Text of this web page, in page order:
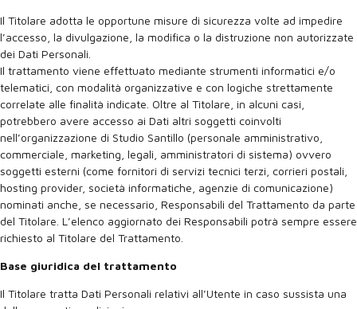
Il Titolare adotta le opportune misure di sicurezza volte ad impedire
l’accesso, la divulgazione, la modifica o la distruzione non autorizzate
dei Dati Personali.
Il trattamento viene effettuato mediante strumenti informatici e/o
telematici, con modalità organizzative e con logiche strettamente
correlate alle finalità indicate. Oltre al Titolare, in alcuni casi,
potrebbero avere accesso ai Dati altri soggetti coinvolti
nell’organizzazione di Studio Santillo (personale amministrativo,
commerciale, marketing, legali, amministratori di sistema) ovvero
soggetti esterni (come fornitori di servizi tecnici terzi, corrieri postali,
hosting provider, società informatiche, agenzie di comunicazione)
nominati anche, se necessario, Responsabili del Trattamento da parte
del Titolare. L’elenco aggiornato dei Responsabili potrà sempre essere
richiesto al Titolare del Trattamento.
Base giuridica del trattamento
Il Titolare tratta Dati Personali relativi all’Utente in caso sussista una